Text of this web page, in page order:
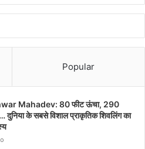
Popular
Mahadev: 80 फीट ऊंचा, 290
दुनिया के सबसे विशाल प्राकृतिक शिवलिंग का